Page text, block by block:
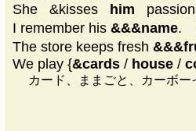
She
&kisses him
I remember his &&&name.
The store keeps fresh
We play {&cards / house /
カード、ままごと、カーボー